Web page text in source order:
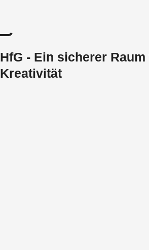
HfG - Ein sicherer
Kreativität